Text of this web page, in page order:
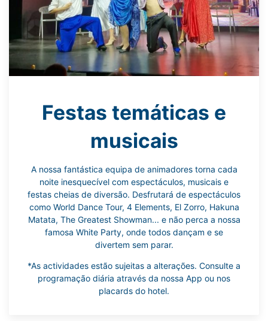
Festas temáticas e
musicais
A nossa fantástica equipa de animadores torna cada
noite inesquecível com espectáculos, musicais e
festas cheias de diversão. Desfrutará de espectáculos
como World Dance Tour, 4 Elements, El Zorro, Hakuna
Matata, The Greatest Showman... e não perca a nossa
famosa White Party, onde todos dançam e se
divertem sem parar.
*As actividades estão sujeitas a alterações. Consulte a
programação diária através da nossa App ou nos
placards do hotel.